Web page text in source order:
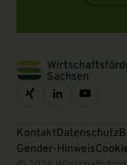
KontaktDatenschutz
Gender-Hinweis